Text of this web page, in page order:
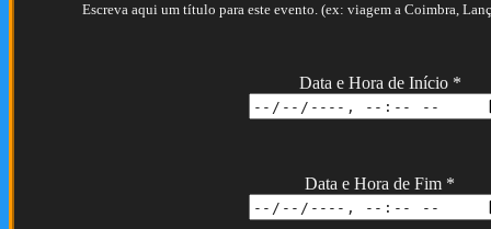
Escreva aqui um título para este evento. (ex: viagem a Coimbra,
Data e Hora de Início *
Data e Hora de Fim *